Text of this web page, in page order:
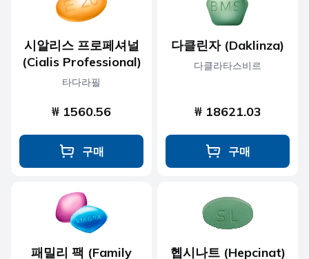
시알리스 프로페셔널
(Cialis Professional)
타다라필
₩ 1560.56
구매
다클린자 (Daklinza)
다클라타스비르
₩ 18621.03
구매
패밀리 팩 (Family 헵시나트 (Hepcinat)